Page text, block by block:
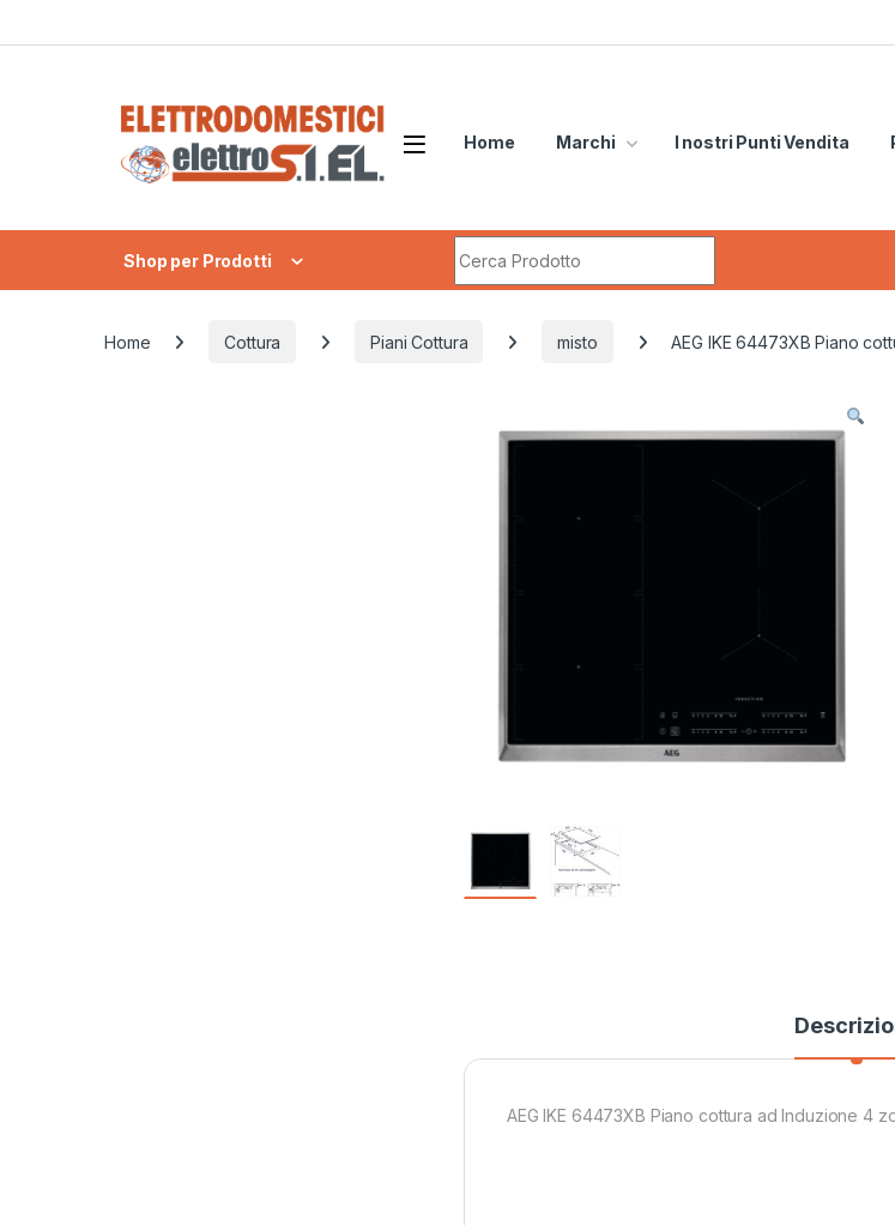
Home Marchi I nostri Punti Vendita
Shop per Prodotti
Home Cottura Piani Cottura misto AEG IKE 64473XB Piano
AEG IKE 64473XB Piano cottura ad Induzione 4